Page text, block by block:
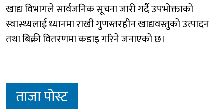
खाद्य विभागले सार्वजनिक सूचना जारी गर्दै उपभोक्ताको
स्वास्थ्यलाई ध्यानमा राखी गुणस्तरहीन खाद्यवस्तुको उत्पादन
तथा बिक्री वितरणमा कडाइ गरिने जनाएको छ।
ताजा पोस्ट